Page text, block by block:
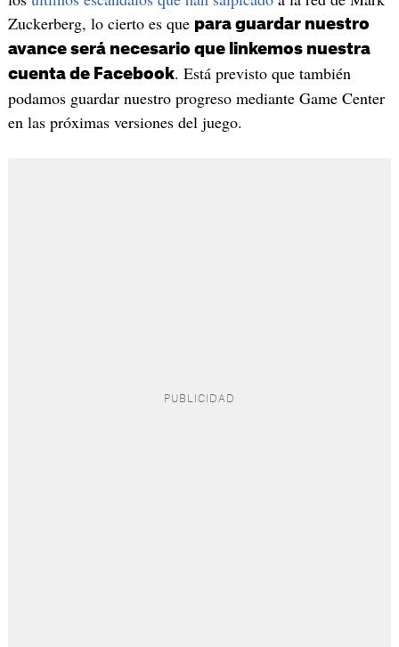
Zuckerberg, lo cierto es que para guardar nuestro
avance será necesario que linkemos nuestra
cuenta de Facebook. Está previsto que también
podamos guardar nuestro progreso mediante Game Center
en las próximas versiones del juego.